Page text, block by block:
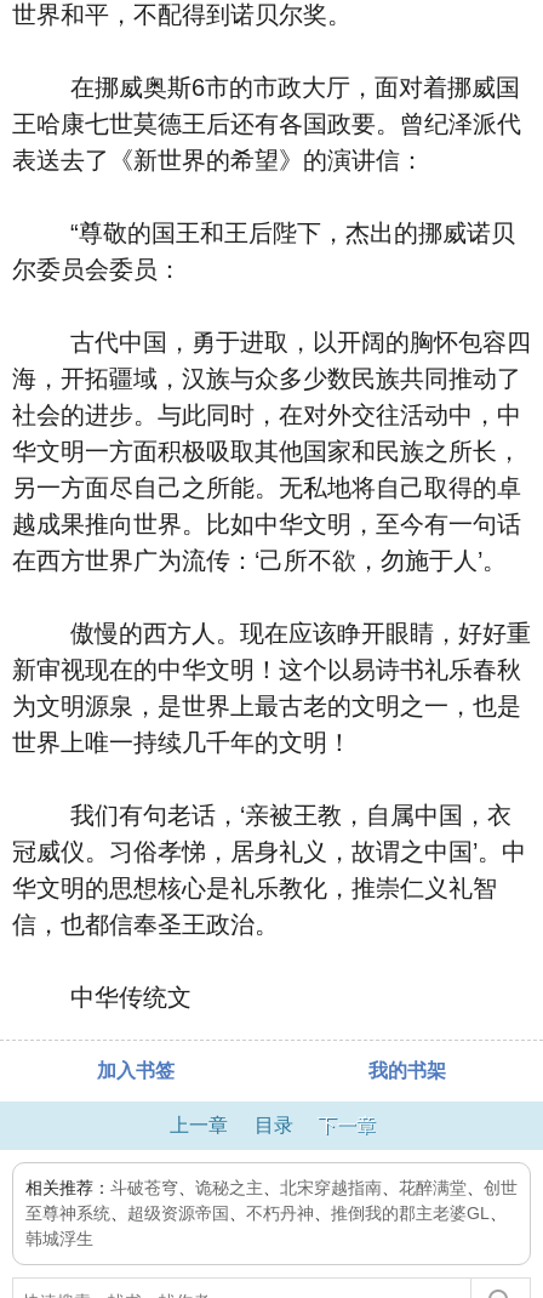
世界和平，不配得到诺贝尔奖。
在挪威奥斯6市的市政大厅，面对着挪威国
王哈康七世莫德王后还有各国政要。曾纪泽派代
表送去了《新世界的希望》的演讲信：
“尊敬的国王和王后陛下，杰出的挪威诺贝
尔委员会委员：
古代中国，勇于进取，以开阔的胸怀包容四
海，开拓疆域，汉族与众多少数民族共同推动了
社会的进步。与此同时，在对外交往活动中，中
华文明一方面积极吸取其他国家和民族之所长，
另一方面尽自己之所能。无私地将自己取得的卓
越成果推向世界。比如中华文明，至今有一句话
在西方世界广为流传：‘己所不欲，勿施于人’。
傲慢的西方人。现在应该睁开眼睛，好好重
新审视现在的中华文明！这个以易诗书礼乐春秋
为文明源泉，是世界上最古老的文明之一，也是
世界上唯一持续几千年的文明！
我们有句老话，‘亲被王教，自属中国，衣
冠威仪。习俗孝悌，居身礼义，故谓之中国’。中
华文明的思想核心是礼乐教化，推崇仁义礼智
信，也都信奉圣王政治。
中华传统文
加入书签 我的书架
上一章 目录 下一章
相关推荐： 斗破苍穹 诡秘之主 北宋穿越指南 花醉满堂
创世
至尊神系统
超级资源帝国 不朽丹神 推倒我的郡主老婆GL
韩城浮生